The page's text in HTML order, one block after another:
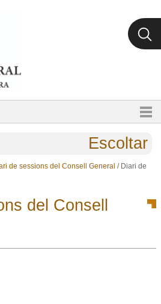
Escoltar
de sessions del Consell General / Diari de
del Consell